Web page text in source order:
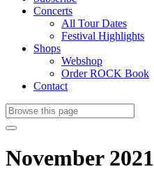
Concerts
All Tour Dates
Festival Highlights
Shops
Webshop
Order ROCK Book
Contact
November 2021